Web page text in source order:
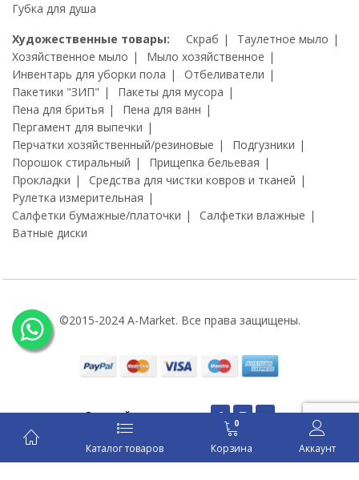
Губка для душа
Художественные товары:
Скраб
Таулетное мыло
Хозяйственное мыло
Мыло хозяйственное
Инвентарь для уборки пола
Отбеливатели
Пакетики "ЗИП"
Пакеты для мусора
Пена для бритья
Пена для ванн
Пергамент для выпечки
Перчатки хозяйственный/резиновые
Подгузники
Порошок стиральный
Прищепка бельевая
Прокладки
Средства для чистки ковров и тканей
Рулетка измерительная
Салфетки бумажные/платочки
Салфетки влажные
Ватные диски
©2015-2024 A-Market. Все права защищены.
Оставайся на связи:
Каталог товаров
0
Корзина Аккаунт